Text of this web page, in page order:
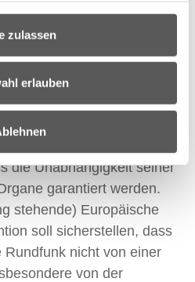
zulassen
erlauben
Deshalb ist es mir den
als
Rundfunk in Österreich wird
die Unabhängigkeit seiner
garantiert werden.
stehende) Europäische
soll sicherstellen, dass
nicht von einer
von der